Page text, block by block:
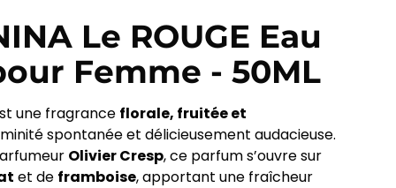
Le ROUGE Eau
Femme - 50ML
une fragrance florale, fruitée et
spontanée et délicieusement audacieuse.
Olivier Cresp, ce parfum s’ouvre sur
et de framboise, apportant une fraîcheur